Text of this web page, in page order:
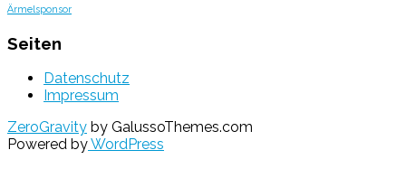
Ärmelsponsor
Seiten
Datenschutz
Impressum
ZeroGravity by GalussoThemes.com
Powered byWordPress